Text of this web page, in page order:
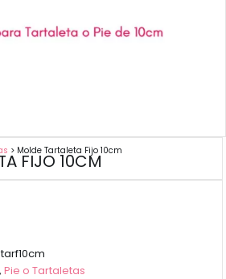
> Molde Tartaleta Fijo 10cm
FIJO 10CM
,Pie o Tartaletas